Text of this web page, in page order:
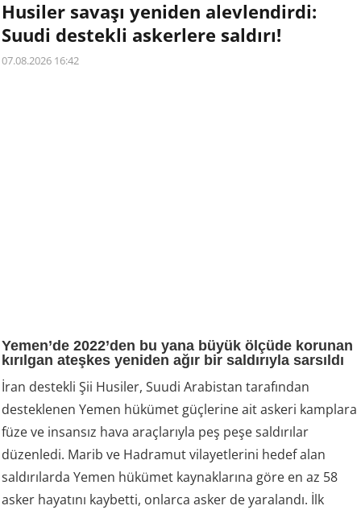
Husiler savaşı yeniden alevlendirdi:
Suudi destekli askerlere saldırı!
07.08.2026 16:42
Yemen’de 2022’den bu yana büyük ölçüde korunan
kırılgan ateşkes yeniden ağır bir saldırıyla sarsıldı
İran destekli Şii Husiler, Suudi Arabistan tarafından
desteklenen Yemen hükümet güçlerine ait askeri kamplara
füze ve insansız hava araçlarıyla peş peşe saldırılar
düzenledi. Marib ve Hadramut vilayetlerini hedef alan
saldırılarda Yemen hükümet kaynaklarına göre en az 58
asker hayatını kaybetti, onlarca asker de yaralandı. İlk